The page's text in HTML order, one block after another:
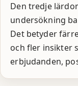
Den tredje
undersökning
Det betyder
och fler insikter
erbjudanden,